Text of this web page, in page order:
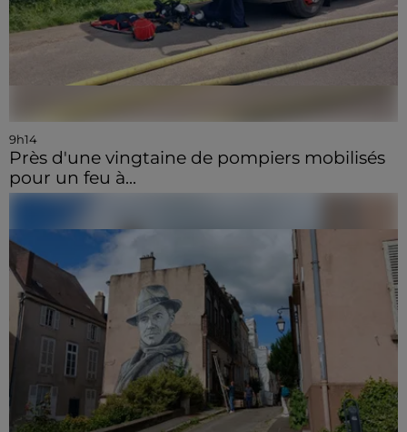
9h14
Près d'une vingtaine de pompiers mobilisés
pour un feu à...